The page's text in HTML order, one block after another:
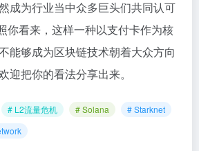
成为行业当中众多巨头们共同认可
你看来，这样一种以支付卡作为核
能够成为区块链技术朝着大众方向
迎把你的看法分享出来。
# L2流量危机 # Solana
# Starknet